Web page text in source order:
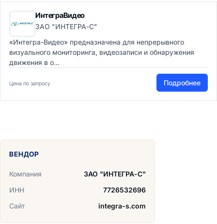
ИнтеграВидео
ЗАО "ИНТЕГРА-С"
«Интегра-Видео» предназначена для непрерывного
визуального мониторинга, видеозаписи и обнаружения
движения в о...
Цена по запросу Подробнее
ВЕНДОР
Компания
ЗАО "ИНТЕГРА-С"
ИНН
7726532696
Сайт
integra-s.com